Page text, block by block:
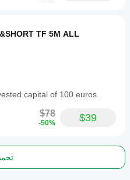
TF 5M ALL
capital of 100 euros.
$78
-50% $39